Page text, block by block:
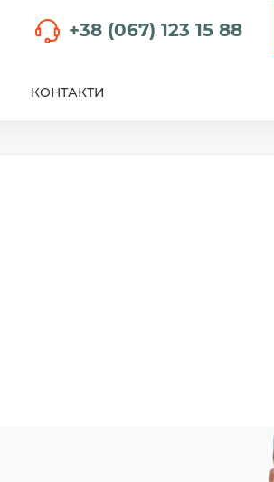
+38 (067) 123 15 88
КОНТАКТИ